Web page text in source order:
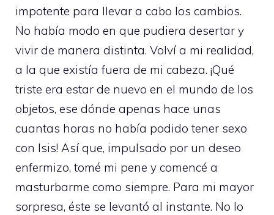
impotente para llevar a cabo los cambios.
No había modo en que pudiera desertar y
vivir de manera distinta. Volví a mi realidad,
a la que existía fuera de mi cabeza. ¡Qué
triste era estar de nuevo en el mundo de los
objetos, ese dónde apenas hace unas
cuantas horas no había podido tener sexo
con Isis! Así que, impulsado por un deseo
enfermizo, tomé mi pene y comencé a
masturbarme como siempre. Para mi mayor
sorpresa, éste se levantó al instante. No lo